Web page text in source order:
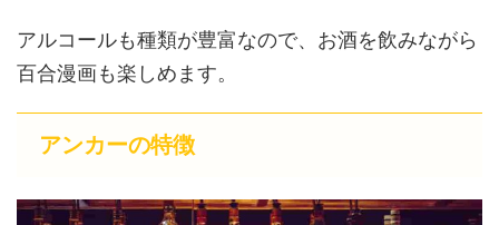
アルコールも種類が豊富なので、お酒を飲みながら
百合漫画も楽しめます。
アンカーの特徴